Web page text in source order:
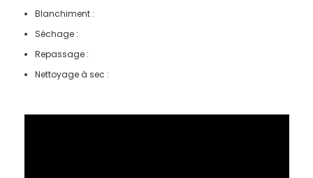
Blanchiment :
Séchage :
Repassage :
Nettoyage à sec :